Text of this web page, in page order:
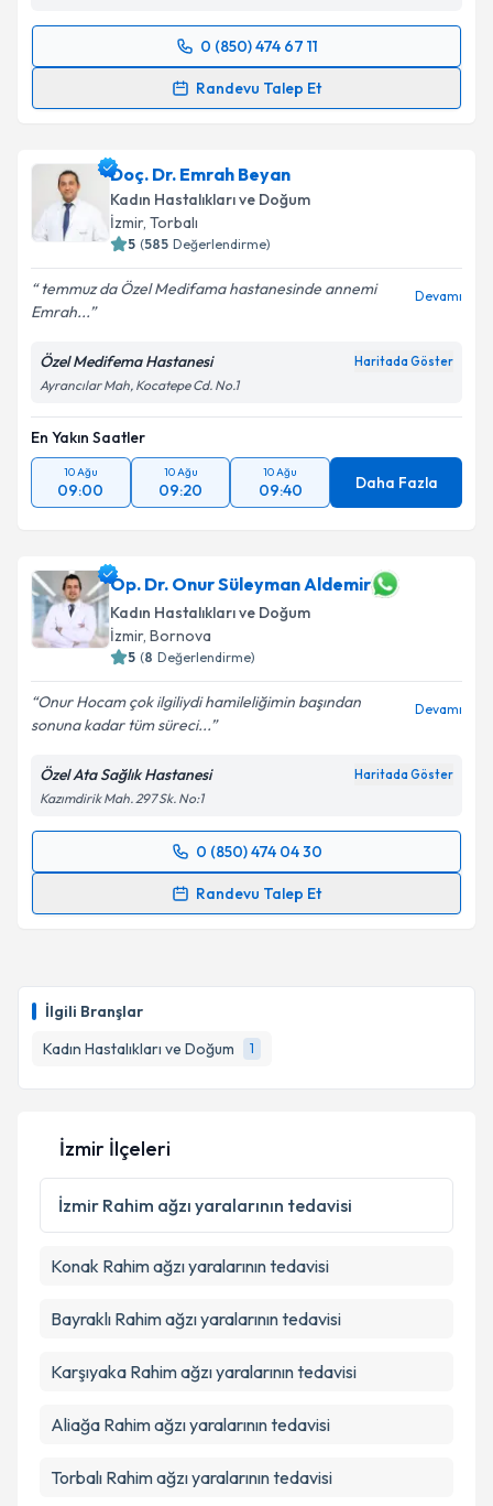
İlgili Branşlar
Kadın Hastalıkları ve Doğum
1
0 (850) 474 67 11
Randevu Talep Et
Randevu Takvimi Talebi
için bir takvim hazırlandığında e-posta ile
bilgilendireceğiz.
E-posta Adresiniz
Metni 'ni okudum ve kişisel verilerimin belirtilen
kapsamda işlenmesini kabul ediyorum.
Takvim Talebini Gönder
Doç. Dr. Emrah Beyan
Kadın Hastalıkları ve Doğum
İzmir, Torbalı
5 (585 Değerlendirme)
temmuz da Özel Medifama hastanesinde annemi
Emrah...
Devamı
Özel Medifema Hastanesi Haritada Göster
Ayrancılar Mah, Kocatepe Cd. No.1
En Yakın Saatler
10 Ağu
09:00
10 Ağu
09:20
10 Ağu
09:40 Daha Fazla
Op. Dr. Onur Süleyman Aldemir
Kadın Hastalıkları ve Doğum
İzmir, Bornova
5 (8 Değerlendirme)
Onur Hocam çok ilgiliydi hamileliğimin başından
sonuna kadar tüm süreci...
Devamı
Özel Ata Sağlık Hastanesi Haritada Göster
Kazımdirik Mah. 297 Sk. No:1
0 (850) 474 04 30
Randevu Talep Et
Randevu Takvimi Talebi
bilgilendireceğiz.
E-posta Adresiniz
Kişisel verilerimin işlenmesine ilişkin
Metni'ni okudum ve kişisel verilerimin belirtilen
kapsamda işlenmesini kabul ediyorum.
Takvim Talebini Gönder
İzmir İlçeleri
İzmir Rahim ağzı yaralarının tedavisi
Konak Rahim ağzı yaralarının tedavisi
Bayraklı Rahim ağzı yaralarının tedavisi
Karşıyaka Rahim ağzı yaralarının tedavisi
Aliağa Rahim ağzı yaralarının tedavisi
Torbalı Rahim ağzı yaralarının tedavisi